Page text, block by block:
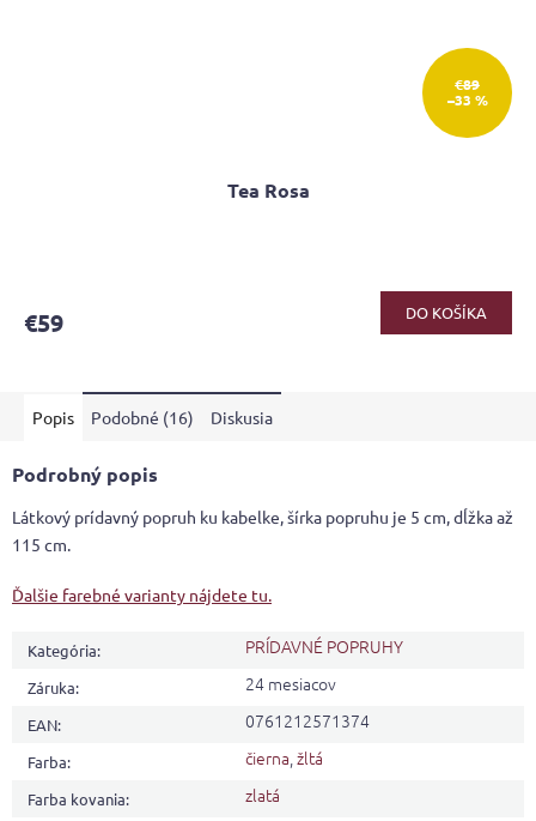
€89
–33 %
Tea Rosa
je
hviezdičiek.
€59 DO KOŠÍKA
Popis Podobné (16) Diskusia
Podrobný popis
Látkový prídavný popruh ku kabelke, šírka popruhu je 5 cm, dĺžka až
115 cm.
Ďalšie farebné varianty nájdete tu.
Kategória: PRÍDAVNÉ POPRUHY
Záruka: 24 mesiacov
EAN: 0761212571374
Farba: čierna,žltá
Farba kovania: zlatá